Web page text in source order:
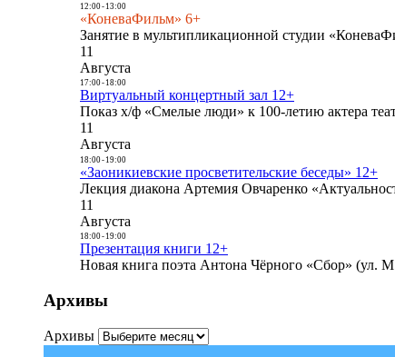
12:00- 13:00
«КоневаФильм» 6+
Занятие в мультипликационной студии
11
Августа
17:00- 18:00
Виртуальный концертный зал 12+
Показ х/ф «Смелые люди» к 100-летию актера
11
Августа
18:00- 19:00
«Заоникиевские просветительские беседы» 12+
Лекция диакона Артемия Овчаренко
11
Августа
18:00- 19:00
Презентация книги 12+
Новая книга поэта Антона Чёрного «Сбор» (ул.
Архивы
Архивы